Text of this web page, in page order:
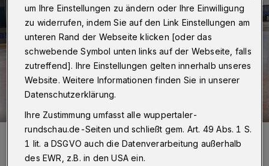
Auf dem Eis erhält Reporterin Carlotta (rechts) eine spontane
Trainingseinheit von der Hobby-Eisläuferin Tanja Sengupta (links)
Foto: Junior Uni
um Ihre Einstellungen zu ändern oder Ihre Einwilligung
zu widerrufen, indem Sie auf den Link Einstellungen am
unteren Rand der Webseite klicken [oder das
schwebende Symbol unten links auf der Webseite, falls
zutreffend]. Ihre Einstellungen gelten innerhalb unseres
Website. Weitere Informationen finden Sie in unserer
Datenschutzerklärung.
Ihre Zustimmung umfasst alle wuppertaler-
rundschau.de-Seiten und schließt gem. Art. 49 Abs. 1 S.
1 lit. a DSGVO auch die Datenverarbeitung außerhalb
des EWR, z.B. in den USA ein.